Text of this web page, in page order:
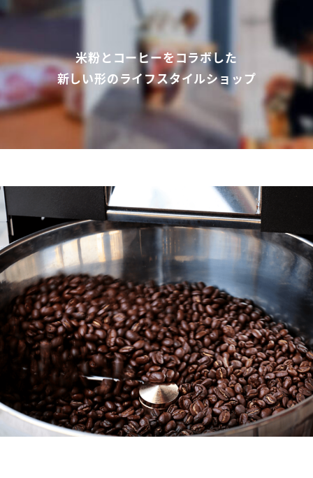
米粉とコーヒーをコラボした
新しい形のライフスタイルショップ